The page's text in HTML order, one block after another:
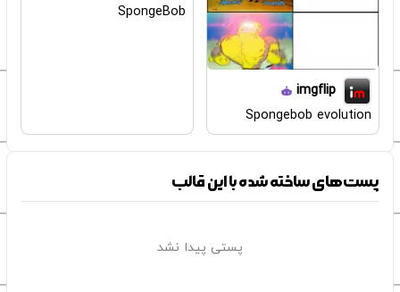
imgflip
Spongebob evolution
SpongeBob
پست‌های ساخته شده با این قالب
پستی پیدا نشد